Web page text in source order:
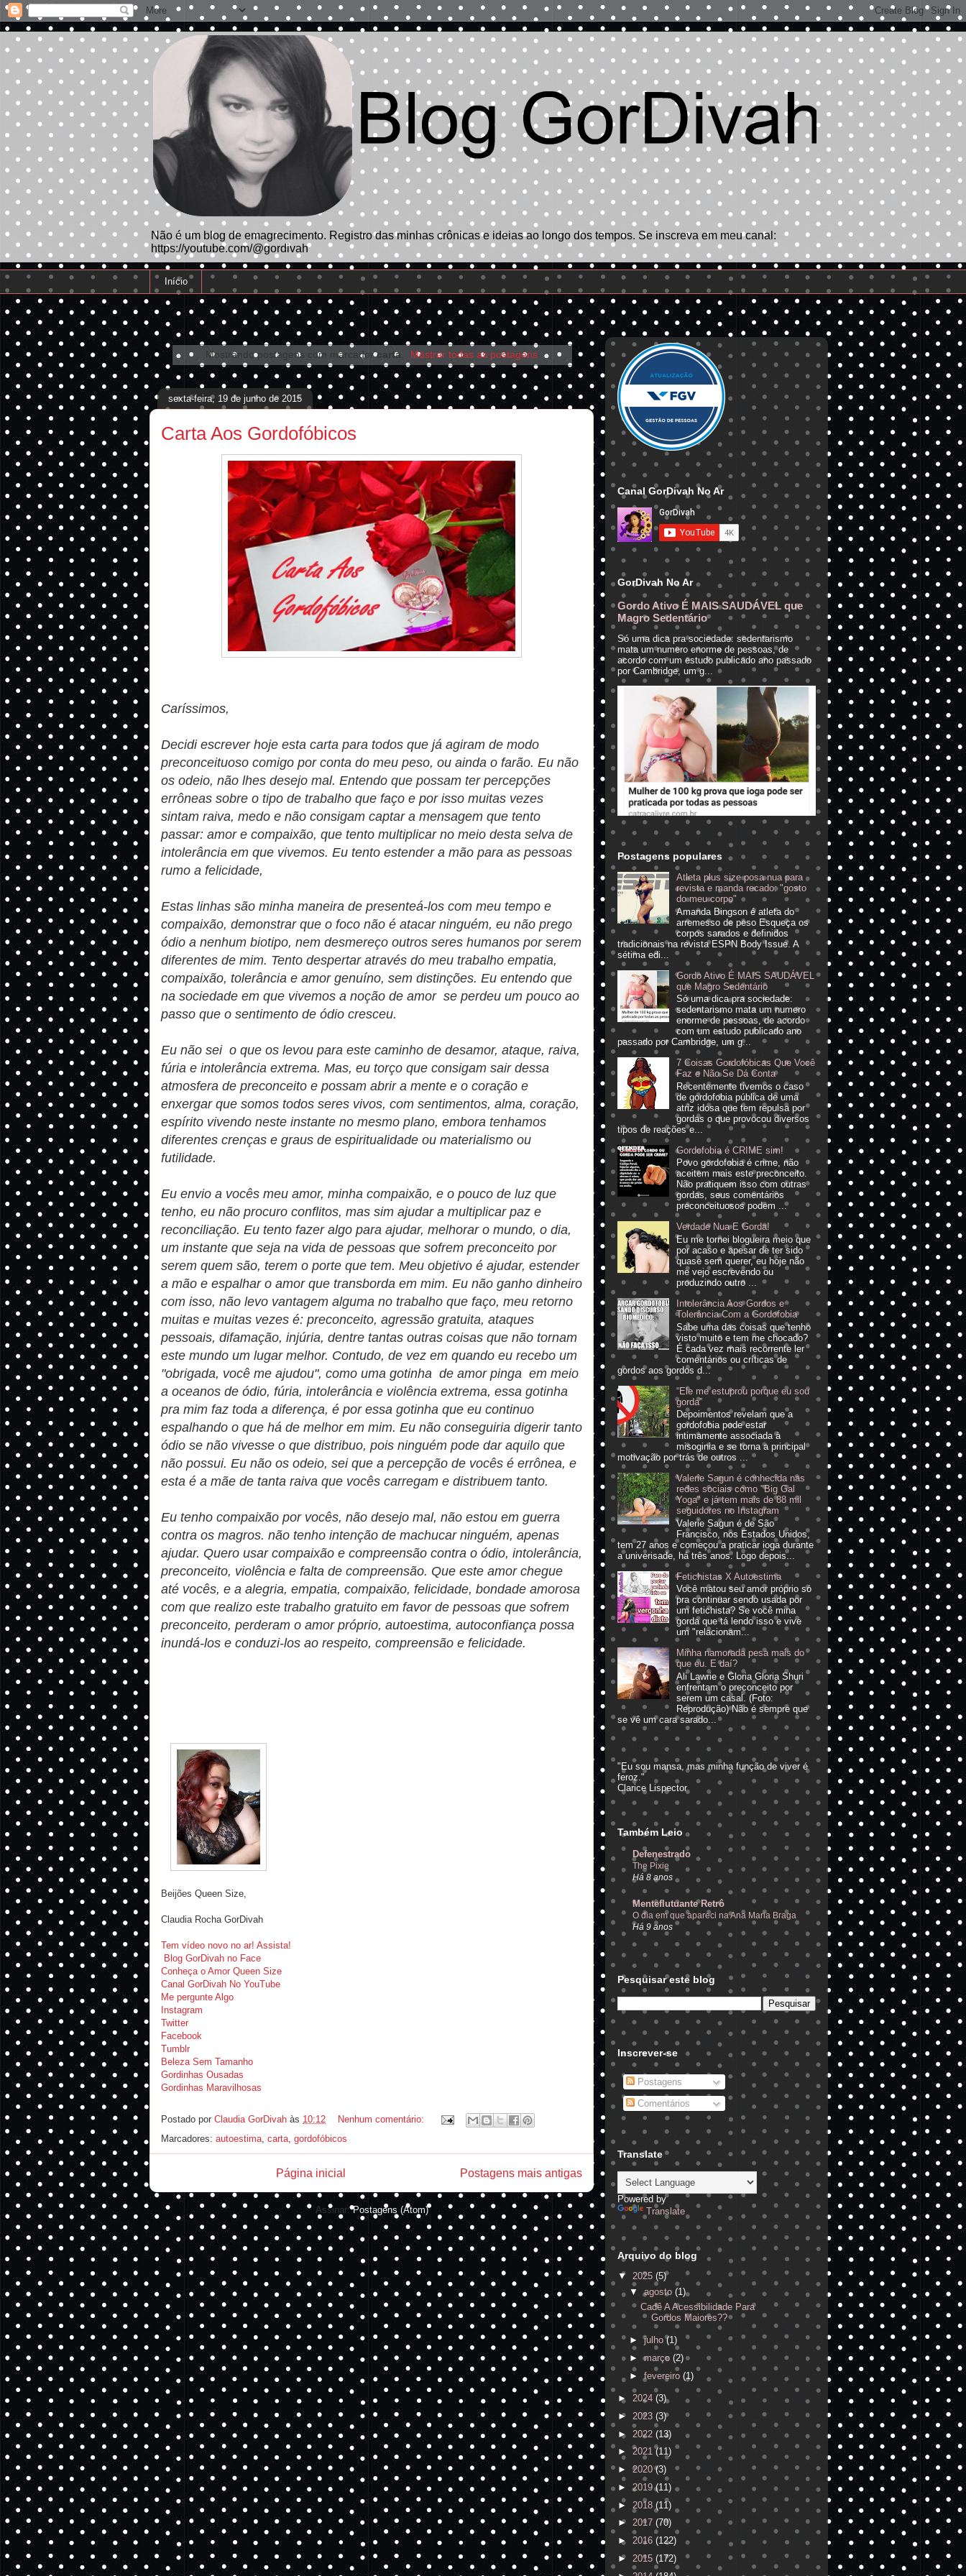
Não é um blog de emagrecimento. Registro das minhas crônicas e ideias ao longo dos tempos. Se inscreva em meu canal:
https://youtube.com/@gordivah
Início
Mostrando postagens com marcadorcarta. Mostrar todas as postagens
sexta-feira, 19 de junho de 2015
Carta Aos Gordofóbicos
Caríssimos,
Decidi escrever hoje esta carta para todos que já agiram de modo
preconceituoso comigo por conta do meu peso, ou ainda o farão. Eu não
os odeio, não lhes desejo mal. Entendo que possam ter percepções
errôneas sobre o tipo de trabalho que faço e por isso muitas vezes
sintam raiva, medo e não consigam captar a mensagem que tento
passar: amor e compaixão, que tento multiplicar no meio desta selva de
intolerância em que vivemos. Eu tento estender a mão para as pessoas
rumo a felicidade,
Estas linhas são minha maneira de presenteá-los com meu tempo e
compaixão, demonstrar que o foco não é atacar ninguém, eu não prego
ódio a nenhum biotipo, nem desmereço outros seres humanos por serem
diferentes de mim. Tento despertar através do meu trabalho empatia,
compaixão, tolerância e amor genuíno, sem distinções. Eu entendo que
na sociedade em que vivemos a noção de amor se perdeu um pouco ao
passo que o sentimento de ódio cresceu.
Eu não sei o que os levou para este caminho de desamor, ataque, raiva,
fúria e intolerância extrema. Mas, eu torço que consigam sair dessa
atmosfera de preconceito e possam abrir a mente e o coração e
enxergar que somos todos seres vivos, com sentimentos, alma, coração,
espírito vivendo neste instante no mesmo plano, embora tenhamos
diferentes crenças e graus de espiritualidade ou materialismo ou
futilidade.
Eu envio a vocês meu amor, minha compaixão, e o pouco de luz que
tenho, eu não procuro conflitos, mas sim ajudar a multiplicar paz e
reconciliação. Eu tento fazer algo para ajudar, melhorar o mundo, o dia,
um instante que seja na vida de pessoas que sofrem preconceito por
serem quem são, terem o porte que tem. Meu objetivo é ajudar, estender
a mão e espalhar o amor que transborda em mim. Eu não ganho dinheiro
com isso, não levo vantagem alguma no trabalho que faço, meu retorno
muitas e muitas vezes é: preconceito, agressão gratuita, ataques
pessoais, difamação, injúria, dentre tantas outras coisas que não tornam
este mundo um lugar melhor. Contudo, de vez em quando eu recebo um
"obrigada, você me ajudou", como uma gotinha de amor pinga em meio
a oceanos de ódio, fúria, intolerância e violência extrema, essa gotinha
pra mim faz toda a diferença, é por essa gotinha que eu continuo
espalhando o que há de melhor em mim. Eu não conseguiria digerir tanto
ódio se não vivesse o que distribuo, pois ninguém pode dar aquilo que
não possui. Eu não os odeio, sei que a percepção de vocês é errônea, e
esta é a mãe de tanta raiva que vocês carregam e distribuem tanto.
Eu tenho compaixão por vocês, não desejo mal, não estou em guerra
contra os magros. não tenho intenção de machucar ninguém, apenas
ajudar. Quero usar compaixão e compreensão contra o ódio, intolerância,
preconceito, violência e falta de compreensão. Que este amor chegue
até vocês, e a alegria, empatia, compaixão, felicidade, bondade amorosa
com que realizo este trabalho gratuito em favor de pessoas que sofrem
preconceito, perderam o amor próprio, autoestima, autoconfiança possa
inundá-los e conduzi-los ao respeito, compreensão e felicidade.
Beijões Queen Size,
Claudia Rocha GorDivah
Tem vídeo novo no ar! Assista!
Blog GorDivah no Face
Conheça o Amor Queen Size
Canal GorDivah No YouTube
Me pergunte Algo
Instagram
Twitter
Facebook
Tumblr
Beleza Sem Tamanho
Gordinhas Ousadas
Gordinhas Maravilhosas
Postado por Claudia GorDivah às 10:12
Nenhum comentário:
Marcadores: autoestima, carta, gordofóbicos
Postagens mais antigas
Página inicial
Assinar:Postagens (Atom)
Canal GorDivah No Ar
GorDivah No Ar
Gordo Ativo É MAIS SAUDÁVEL que
Magro Sedentário
Só uma dica pra sociedade: sedentarismo
mata um numero enorme de pessoas, de
acordo com um estudo publicado ano passado
por Cambridge, um g...
Postagens populares
Atleta plus size posa nua para
revista e manda recado: "gosto
do meu corpo"
Amanda Bingson é atleta do
arremesso de peso Esqueça os
corpos sarados e definidos
tradicionais na revista ESPN Body Issue. A
sétima edi...
Gordo Ativo É MAIS SAUDÁVEL
que Magro Sedentário
Só uma dica pra sociedade:
sedentarismo mata um numero
enorme de pessoas, de acordo
com um estudo publicado ano
passado por Cambridge, um g...
7 Coisas Gordofóbicas Que Você
Faz e Não Se Dá Conta
Recentemente tivemos o caso
de gordofobia pública de uma
atriz idosa que tem repulsa por
gordas o que provocou diversos
tipos de reações e...
Gordofobia é CRIME sim!
Povo gordofobia é crime, não
aceitem mais este preconceito.
Não pratiquem isso com outras
gordas, seus comentários
preconceituosos podem ...
Verdade Nua E Gorda!
Eu me tornei blogueira meio que
por acaso e apesar de ter sido
quase sem querer, eu hoje não
me vejo escrevendo ou
produzindo outro ...
Intolerância Aos Gordos e
Tolerância Com a Gordofobia
Sabe uma das coisas que tenho
visto muito e tem me chocado?
É cada vez mais recorrente ler
comentários ou críticas de
gordos aos gordos d...
“Ele me estuprou porque eu sou
gorda”
Depoimentos revelam que a
gordofobia pode estar
intimamente associada à
misoginia e se torna a principal
motivação por trás de outros ...
Valerie Sagun é conhecida nas
redes sociais como "Big Gal
Yoga" e já tem mais de 88 mil
seguidores no Instagram
Valerie Sagun é de São
Francisco, nos Estados Unidos,
tem 27 anos e começou a praticar ioga durante
a univerisade, há três anos. Logo depois...
Fetichistas X Autoestima
Você matou seu amor próprio só
pra continuar sendo usada por
um fetichista? Se você mina
gorda que tá lendo isso e vive
um "relacionam...
Minha namorada pesa mais do
que eu. E daí?
Ali Lawrie e Gloria Gloria Shuri
enfrentam o preconceito por
serem um casal. (Foto:
Reprodução) Não é sempre que
se vê um cara sarado...
"Eu sou mansa, mas minha função de viver é
feroz."
Clarice Lispector
Também Leio
Defenestrado
The Pixie
Há 8 anos
Menteflutuante Retrô
O dia em que apareci na Ana Maria Braga
Há 9 anos
Pesquisar este blog
Inscrever-se
Postagens
Comentários
Translate
Powered by
Translate
Arquivo do blog
▼ 2025 (5)
▼agosto (1)
Cadê A Acessibilidade Para
Gordos Maiores??
►julho(1)
►março (2)
►fevereiro (1)
► 2024 (3)
► 2023 (3)
► 2022 (13)
► 2021(11)
►2020(3)
► 2019(11)
► 2018 (11)
► 2017 (70)
► 2016 (122)
► 2015 (172)